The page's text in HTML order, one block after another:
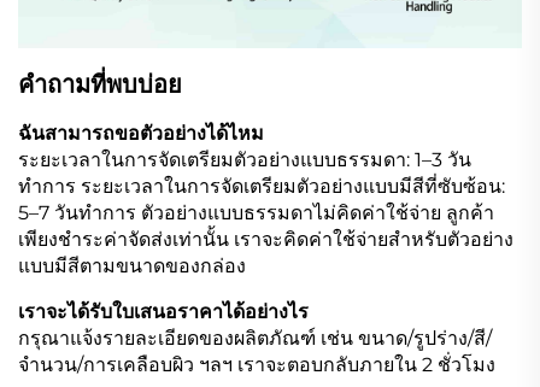
คำถามที่พบบ่อย
ฉันสามารถขอตัวอย่างได้ไหม
ระยะเวลาในการจัดเตรียมตัวอย่างแบบธรรมดา: 1–3 วัน
ทำการ ระยะเวลาในการจัดเตรียมตัวอย่างแบบมีสีที่ซับซ้อน:
5–7 วันทำการ ตัวอย่างแบบธรรมดาไม่คิดค่าใช้จ่าย ลูกค้า
เพียงชำระค่าจัดส่งเท่านั้น เราจะคิดค่าใช้จ่ายสำหรับตัวอย่าง
แบบมีสีตามขนาดของกล่อง
เราจะได้รับใบเสนอราคาได้อย่างไร
กรุณาแจ้งรายละเอียดของผลิตภัณฑ์ เช่น ขนาด/รูปร่าง/สี/
จำนวน/การเคลือบผิว ฯลฯ เราจะตอบกลับภายใน 2 ชั่วโมง